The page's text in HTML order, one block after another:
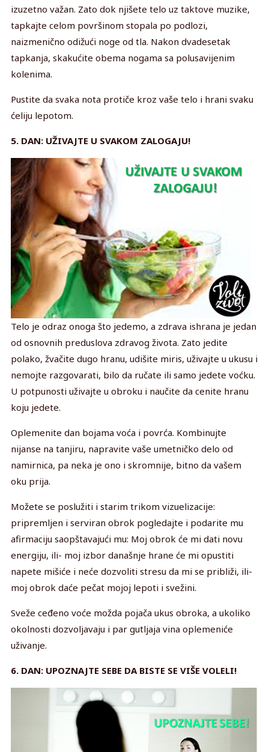
izuzetno važan. Zato dok njišete telo uz taktove muzike,
tapkajte celom površinom stopala po podlozi,
naizmenično odižući noge od tla. Nakon dvadesetak
tapkanja, skakućite obema nogama sa polusavijenim
kolenima.
Pustite da svaka nota protiče kroz vaše telo i hrani svaku
ćeliju lepotom.
5. DAN: UŽIVAJTE U SVAKOM ZALOGAJU!
Telo je odraz onoga što jedemo, a zdrava ishrana je jedan
od osnovnih preduslova zdravog života. Zato jedite
polako, žvačite dugo hranu, udišite miris, uživajte u ukusu i
nemojte razgovarati, bilo da ručate ili samo jedete voćku.
U potpunosti uživajte u obroku i naučite da cenite hranu
koju jedete.
Oplemenite dan bojama voća i povrća. Kombinujte
nijanse na tanjiru, napravite vaše umetničko delo od
namirnica, pa neka je ono i skromnije, bitno da vašem
oku prija.
Možete se poslužiti i starim trikom vizuelizacije:
pripremljen i serviran obrok pogledajte i podarite mu
afirmaciju saopštavajući mu: Moj obrok će mi dati novu
energiju, ili- moj izbor današnje hrane će mi opustiti
napete mišiće i neće dozvoliti stresu da mi se približi, ili-
moj obrok daće pečat mojoj lepoti i svežini.
Sveže ceđeno voće možda pojača ukus obroka, a ukoliko
okolnosti dozvoljavaju i par gutljaja vina oplemeniće
uživanje.
6. DAN: UPOZNAJTE SEBE DA BISTE SE VIŠE VOLELI!